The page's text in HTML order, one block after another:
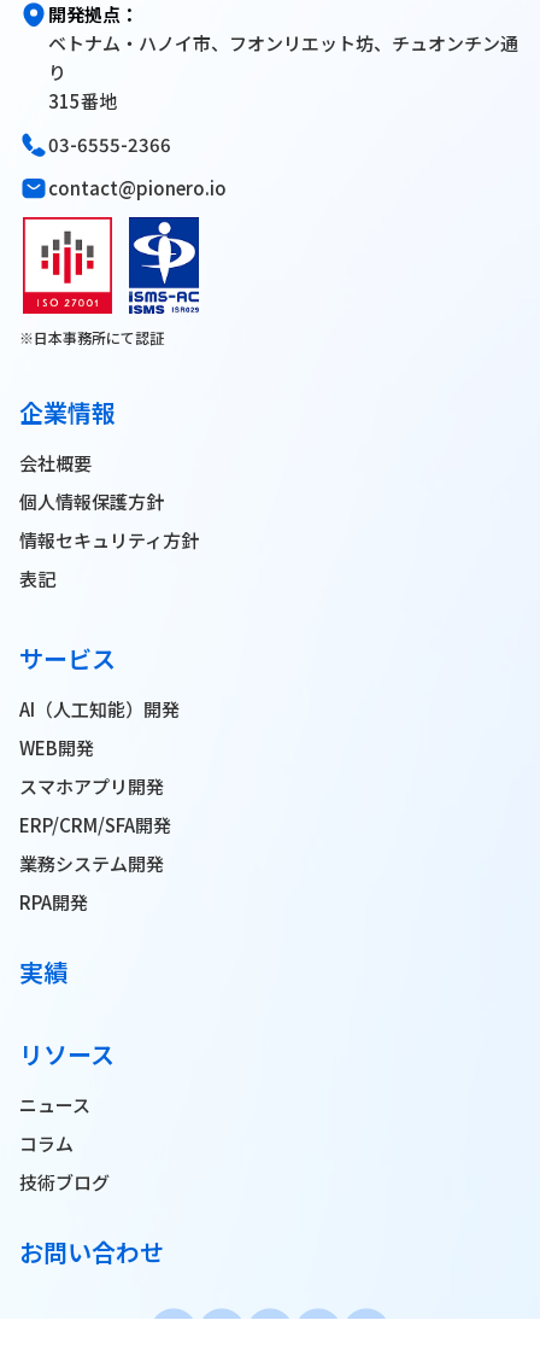
開発拠点：
ベトナム・ハノイ市、フオンリエット坊、チュオンチン通
り
315番地
03-6555-2366
contact@pionero.io
※日本事務所にて認証
企業情報
会社概要
個人情報保護方針
情報セキュリティ方針
表記
サービス
AI（人工知能）開発
WEB開発
スマホアプリ開発
ERP/CRM/SFA開発
業務システム開発
RPA開発
実績
リソース
ニュース
コラム
技術ブログ
お問い合わせ